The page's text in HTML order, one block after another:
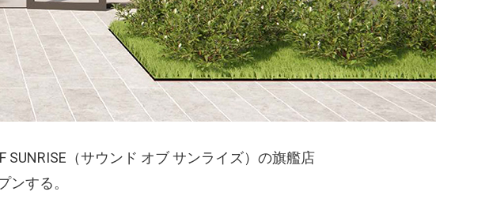
（サウンド オブ サンライズ）の旗艦店
ンする。